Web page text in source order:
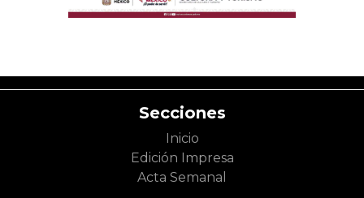
Secciones
Inicio
Edición Impresa
Acta Semanal